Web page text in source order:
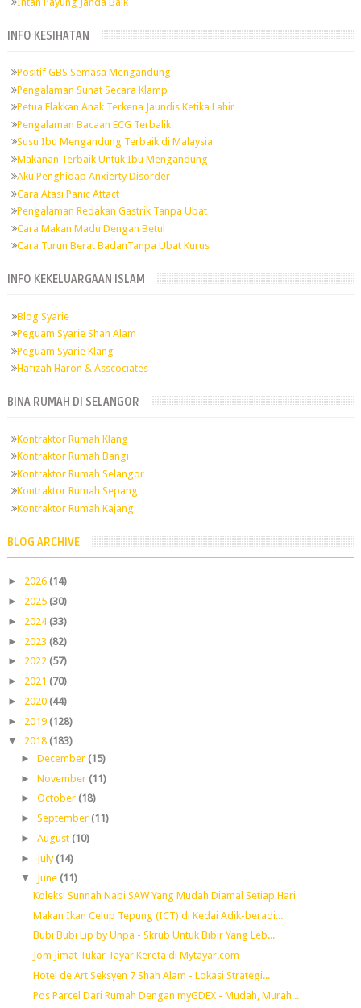
INFO KESIHATAN
Positif GBS Semasa Mengandung
Pengalaman Sunat Secara Klamp
Petua Elakkan Anak Terkena Jaundis Ketika Lahir
Pengalaman Bacaan ECG Terbalik
Susu Ibu Mengandung Terbaik di Malaysia
Makanan Terbaik Untuk Ibu Mengandung
Aku Penghidap Anxierty Disorder
Cara Atasi Panic Attact
Pengalaman Redakan Gastrik Tanpa Ubat
Cara Makan Madu Dengan Betul
Cara Turun Berat BadanTanpa Ubat Kurus
INFO KEKELUARGAAN ISLAM
Blog Syarie
Peguam Syarie Shah Alam
Peguam Syarie Klang
Hafizah Haron & Asscociates
BINA RUMAH DI SELANGOR
Kontraktor Rumah Klang
Kontraktor Rumah Bangi
Kontraktor Rumah Selangor
Kontraktor Rumah Sepang
Kontraktor Rumah Kajang
BLOG ARCHIVE
► 2026 (14)
► 2025 (30)
► 2024 (33)
► 2023 (82)
► 2022 (57)
► 2021 (70)
► 2020 (44)
► 2019 (128)
▼ 2018 (183)
► December (15)
► November (11)
► October (18)
► September (11)
► August (10)
► July (14)
▼ June (11)
Koleksi Sunnah Nabi SAW Yang Mudah Diamal Setiap Hari
Makan Ikan Celup Tepung (ICT) di Kedai Adik-beradi...
Bubi Bubi Lip by Unpa - Skrub Untuk Bibir Yang Leb...
Jom Jimat Tukar Tayar Kereta di Mytayar.com
Hotel de Art Seksyen 7 Shah Alam - Lokasi Strategi...
Pos Parcel Dari Rumah Dengan myGDEX - Mudah, Murah...